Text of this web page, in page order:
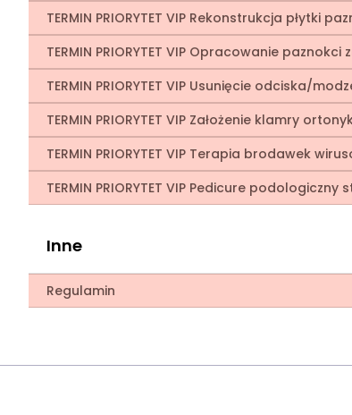
TERMIN PRIORYTET VIP Rekonstrukcja płytki
TERMIN PRIORYTET VIP Opracowanie
TERMIN PRIORYTET VIP Usunięcie odciska/
TERMIN PRIORYTET VIP Założenie klamry
TERMIN PRIORYTET VIP Terapia brodawek
TERMIN PRIORYTET VIP Pedicure
Inne
Regulamin